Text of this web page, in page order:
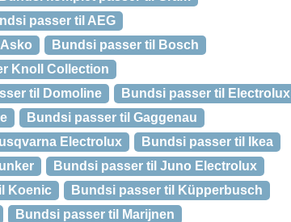
passer til AEG
Bundsi passer til Bosch
Knoll Collection
til Domoline
Bundsi passer til Electrolux
Bundsi passer til Gaggenau
Electrolux
Bundsi passer til Ikea
Bundsi passer til Juno Electrolux
Koenic
Bundsi passer til Küpperbusch
Bundsi passer til Marijnen